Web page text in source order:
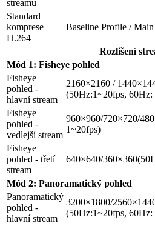
streamu
Standard
komprese
H.264
Baseline Profile /
Rozlišení
Mód 1: Fisheye pohled
Fisheye
pohled -
hlavní stream
2160×2160 /
(50Hz:1~20fps, 60Hz:
Fisheye
pohled -
vedlejší stream
960×960/720×720/
1~20fps)
Fisheye
pohled - třetí
stream
640×640/
Mód 2: Panoramatický pohled
Panoramatický
pohled -
hlavní stream
3200×1800/
(50Hz:1~20fps, 60Hz: